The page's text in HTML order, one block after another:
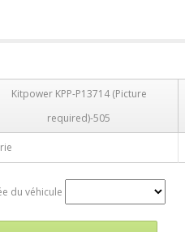
Kitpower KPP-P13714 (Picture
required)-505
du véhicule